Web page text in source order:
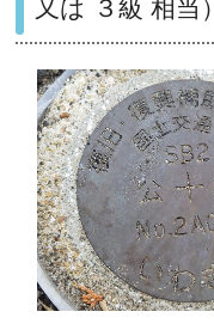
又は ３級 相当）